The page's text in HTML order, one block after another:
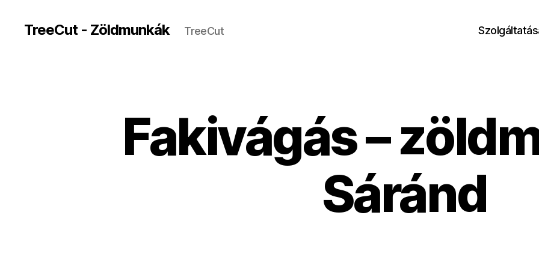
TreeCut - Zöldmunkák TreeCut
Fakivágás –
Sáránd